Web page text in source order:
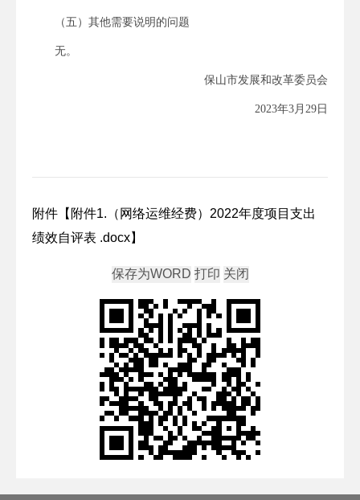
（五）其他需要说明的问题
无。
保山市发展和改革委员会
2023年3月29日
附件【 附件1.（网络运维经费）2022年度项目支出
绩效自评表 .docx】